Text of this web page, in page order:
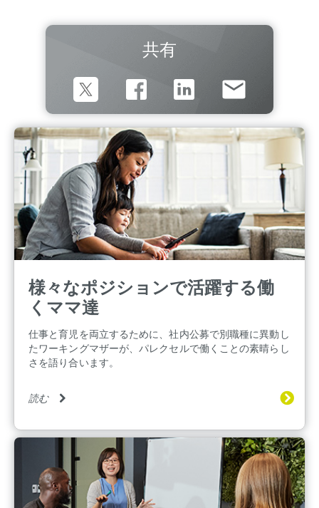
共有
様々なポジションで活躍する働
くママ達
仕事と育児を両立するために、社内公募で別職種に異動し
たワーキングマザーが、パレクセルで働くことの素晴らし
さを語り合います。
読む